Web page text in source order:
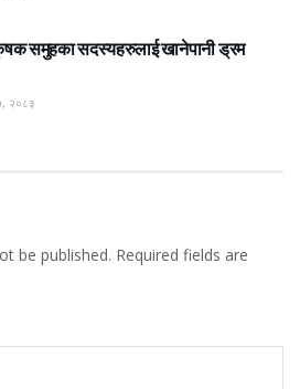
समुहका सदस्यहरुलाई खानेपानी ड्रम
२०८३
be published. Required fields are